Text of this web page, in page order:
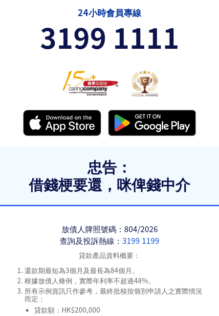
24小時會員專線
3199 1111
忠告：
借錢梗要還，咪俾錢中介
放債人牌照號碼：804/2026
查詢及投訴熱線： 3199 1199
貸款產品資料概要：
還款期最短為3個月及最長為84個月。
根據放債人條例，實際年利率不超過48%。
所有示例資訊只作參考，最終批核按個別申請人之實際情況
而定：
貸款額：HK$200,000